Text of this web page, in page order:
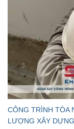
CÔNG TRÌNH TÒA
LƯỢNG XÂY